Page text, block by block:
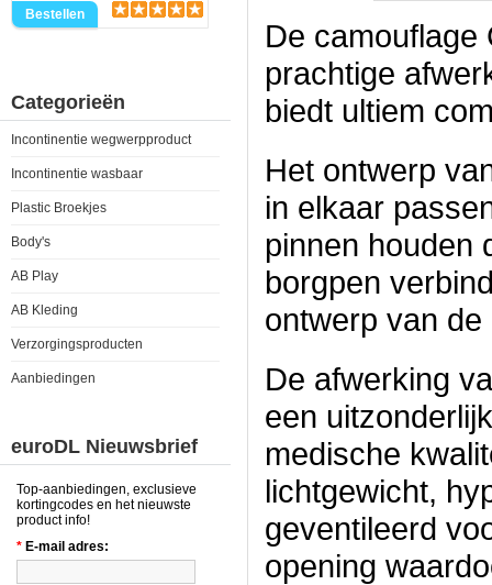
Categorieën
Incontinentie wegwerpproduct
Incontinentie wasbaar
Plastic Broekjes
Body's
AB Play
AB Kleding
Verzorgingsproducten
Aanbiedingen
euroDL Nieuwsbrief
Top-aanbiedingen, exclusieve
kortingcodes en het nieuwste
product info!
* E-mail adres:
De camouflage
prachtige
biedt ultiem
Het ontwerp
in elkaar
pinnen houden
borgpen
ontwerp van
De afwerking
een
medische
lichtgewicht,
geventileerd
opening